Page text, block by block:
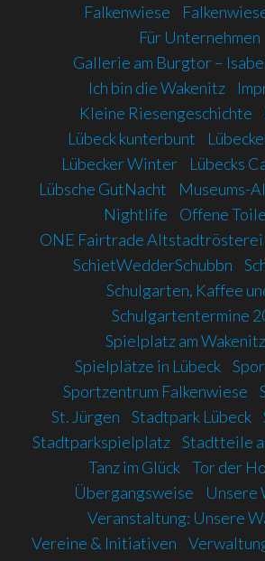
Falkenwiese
Für Unternehmen
Gallerie am Burgtor –
Ich bin die Wakenitz
Kleine Riesengeschichte
Lübeck kunterbunt
Lübecker Winter
Lübecks
Lübsche GutNacht
Museums-
Nightlife
Offene
ONE Fairtrade Altstadtrösterei
SchietWedderSchubbn
Schulgarten, Kaffee
Schulgartentermine
Spielplatz am
Spielplätze in Lübeck
Sportzentrum Falkenwiese
St. Jürgen
Stadtpark Lübeck
Stadtparkspielplatz Stadtteile
Tanz im Glück Tor der
Übergangsweise
Unsere
Veranstaltung: Unsere
Vereine & Initiativen